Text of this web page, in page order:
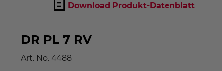
Download Produkt-Datenblatt
DR PL 7 RV
Art. No. 4488